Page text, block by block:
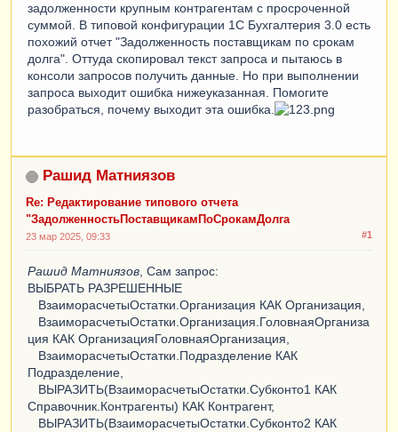
задолженности крупным контрагентам с просроченной
суммой. В типовой конфигурации 1С Бухгалтерия 3.0 есть
похожий отчет "Задолженность поставщикам по срокам
долга". Оттуда скопировал текст запроса и пытаюсь в
консоли запросов получить данные. Но при выполнении
запроса выходит ошибка нижеуказанная. Помогите
разобраться, почему выходит эта ошибка.
Рашид Матниязов
Re: Редактирование типового отчета
"ЗадолженностьПоставщикамПоСрокамДолга
#1
23 мар 2025, 09:33
Рашид Матниязов , Сам запрос:
ВЫБРАТЬ РАЗРЕШЕННЫЕ
ВзаиморасчетыОстатки.Организация КАК Организация,
ВзаиморасчетыОстатки.Организация.ГоловнаяОрганиза
ция КАК ОрганизацияГоловнаяОрганизация,
ВзаиморасчетыОстатки.Подразделение КАК
Подразделение,
ВЫРАЗИТЬ(ВзаиморасчетыОстатки.Субконто1 КАК
Справочник.Контрагенты) КАК Контрагент,
ВЫРАЗИТЬ(ВзаиморасчетыОстатки.Субконто2 КАК